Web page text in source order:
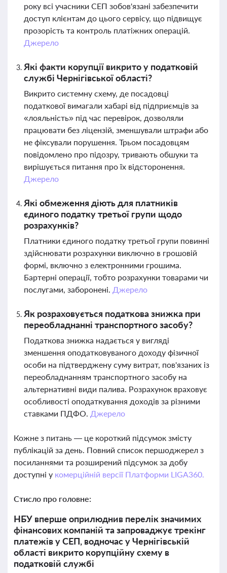
року всі учасники СЕП зобов'язані забезпечити
доступ клієнтам до цього сервісу, що підвищує
прозорість та контроль платіжних операцій.
Джерело
Які факти корупції викрито у податковій
службі Чернігівської області?
Викрито системну схему, де посадовці
податкової вимагали хабарі від підприємців за
«лояльність» під час перевірок, дозволяли
працювати без ліцензій, зменшували штрафи або
не фіксували порушення. Трьом посадовцям
повідомлено про підозру, тривають обшуки та
вирішується питання про їх відсторонення.
Джерело
Які обмеження діють для платників
єдиного податку третьої групи щодо
розрахунків?
Платники єдиного податку третьої групи повинні
здійснювати розрахунки виключно в грошовій
формі, включно з електронними грошима.
Бартерні операції, тобто розрахунки товарами чи
послугами, заборонені. Джерело
Як розраховується податкова знижка при
переобладнанні транспортного засобу?
Податкова знижка надається у вигляді
зменшення оподатковуваного доходу фізичної
особи на підтверджену суму витрат, пов'язаних із
переобладнанням транспортного засобу на
альтернативні види палива. Розрахунок враховує
особливості оподаткування доходів за різними
ставками ПДФО. Джерело
Кожне з питань — це короткий підсумок змісту
публікацій за день. Повний список першоджерел з
посиланнями та розширений підсумок за добу
доступні у комерційній версії Платформи LIGA360.
Стисло про головне:
НБУ вперше оприлюднив перелік значимих
фінансових компаній та запроваджує трекінг
платежів у СЕП, водночас у Чернігівській
області викрито корупційну схему в
податковій службі